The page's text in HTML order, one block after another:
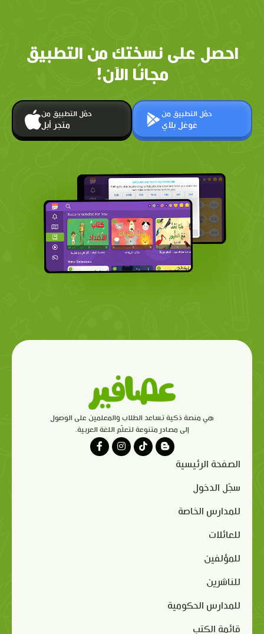
احصل على نسختك من التطبيق
مجانًا الآن!
حمّل التطبيق من
متجر أبل
حمّل التطبيق من
غوغل بلاي
هي منصة ذكية تساعد الطلاب والمعلمين على الوصول
إلى مصادر متنوعة لتعلّم اللغة العربية.
الصفحة الرئيسية
سجّل الدخول
للمدارس الخاصة
للعائلات
للمؤلفين
للناشرين
للمدارس الحكومية
قائمة الكتب